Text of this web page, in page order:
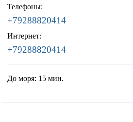
Телефоны:
+79288820414
Интернет:
+79288820414
До моря: 15 мин.